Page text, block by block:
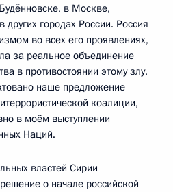
в Москве,
городах России. Россия
во всех его проявлениях,
за реальное объединение
в противостоянии этому злу.
наше предложение
коалиции,
в моём выступлении
Наций.
властей Сирии
о начале российской